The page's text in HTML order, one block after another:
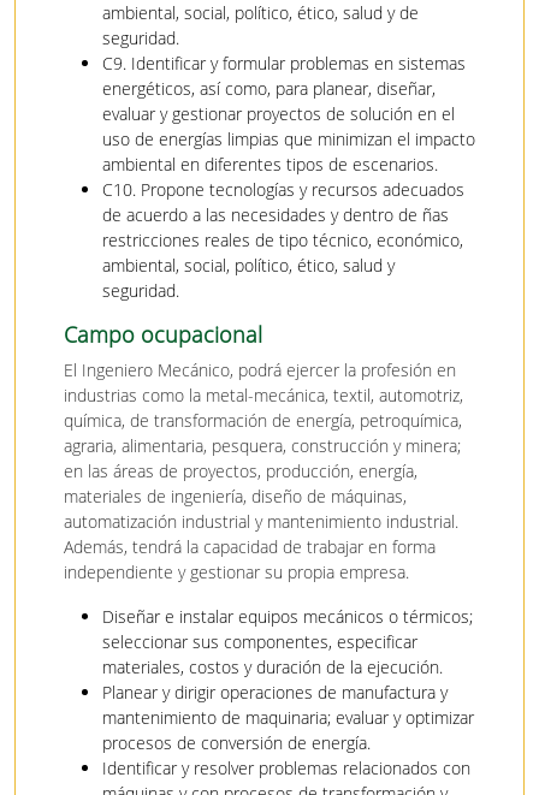
ambiental, social, político, ético, salud y de
seguridad.
C9. Identificar y formular problemas en sistemas
energéticos, así como, para planear, diseñar,
evaluar y gestionar proyectos de solución en el
uso de energías limpias que minimizan el impacto
ambiental en diferentes tipos de escenarios.
C10. Propone tecnologías y recursos adecuados
de acuerdo a las necesidades y dentro de ñas
restricciones reales de tipo técnico, económico,
ambiental, social, político, ético, salud y
seguridad.
Campo ocupacional
El Ingeniero Mecánico, podrá ejercer la profesión en
industrias como la metal-mecánica, textil, automotriz,
química, de transformación de energía, petroquímica,
agraria, alimentaria, pesquera, construcción y minera;
en las áreas de proyectos, producción, energía,
materiales de ingeniería, diseño de máquinas,
automatización industrial y mantenimiento industrial.
Además, tendrá la capacidad de trabajar en forma
independiente y gestionar su propia empresa.
Diseñar e instalar equipos mecánicos o térmicos;
seleccionar sus componentes, especificar
materiales, costos y duración de la ejecución.
Planear y dirigir operaciones de manufactura y
mantenimiento de maquinaria; evaluar y optimizar
procesos de conversión de energía.
Identificar y resolver problemas relacionados con